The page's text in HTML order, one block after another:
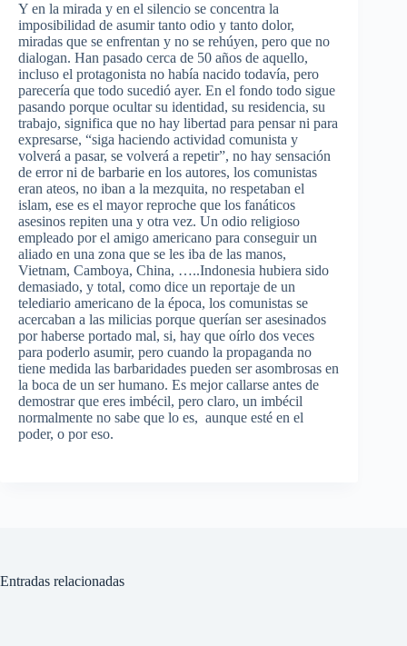
Y en la mirada y en el silencio se concentra la
imposibilidad de asumir tanto odio y tanto dolor,
miradas que se enfrentan y no se rehúyen, pero que no
dialogan. Han pasado cerca de 50 años de aquello,
incluso el protagonista no había nacido todavía, pero
parecería que todo sucedió ayer. En el fondo todo sigue
pasando porque ocultar su identidad, su residencia, su
trabajo, significa que no hay libertad para pensar ni para
expresarse, “siga haciendo actividad comunista y
volverá a pasar, se volverá a repetir”, no hay sensación
de error ni de barbarie en los autores, los comunistas
eran ateos, no iban a la mezquita, no respetaban el
islam, ese es el mayor reproche que los fanáticos
asesinos repiten una y otra vez. Un odio religioso
empleado por el amigo americano para conseguir un
aliado en una zona que se les iba de las manos,
Vietnam, Camboya, China, …..Indonesia hubiera sido
demasiado, y total, como dice un reportaje de un
telediario americano de la época, los comunistas se
acercaban a las milicias porque querían ser asesinados
por haberse portado mal, si, hay que oírlo dos veces
para poderlo asumir, pero cuando la propaganda no
tiene medida las barbaridades pueden ser asombrosas en
la boca de un ser humano. Es mejor callarse antes de
demostrar que eres imbécil, pero claro, un imbécil
normalmente no sabe que lo es, aunque esté en el
poder, o por eso.
Entradas relacionadas